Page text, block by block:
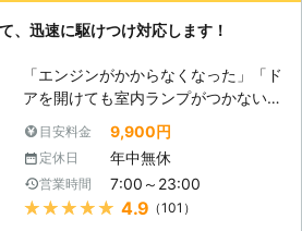
の方法を用いてお客様のお悩みを解決
テリーの問題を解決するのか？】 弊
社はジャンプスタートを使ってお客様
のカーバッテリーへ電力を注入しま
す。ジャンプスタートとは、弊社の自
続することです。 もし、それで解決
できなかった場合、バッテリーが寿命
、迅速に駆けつけ対応します！
「エンジンがかからなくなった」「ド
アを開けても室内ランプがつかない」
バッテリーが上がってしまうと車にこ
のような症状があらわれます。 バッ
テリーが上がる＝バッテリーに蓄電さ
れている電気がないので車を動かすこ
とができなくなります。 普段は動い
目安料金 9,900円
定休日 年中無休
営業時間 7:00～23:00
★★★★★ 4.9 （101）